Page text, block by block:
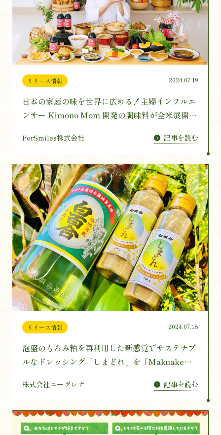
リリース情報 2024.07.19
日本の家庭の味を世界に広める！主婦インフルエ
ンサー Kimono Mom 開発の調味料が全米展開の
ラウドファンディングが500万円突破。
ForSmiles株式会社 記事を読む
リリース情報 2024.07.18
泡盛のもろみ粕を再利用した新感覚でサステナブ
ルなドレッシング「しまどれ」を「Makuake
株式会社ユーグレナ 記事を読む